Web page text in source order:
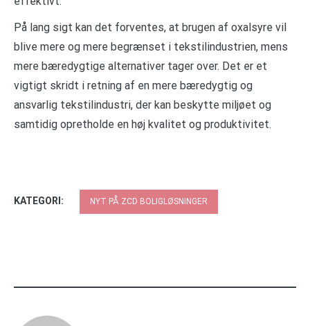
På lang sigt kan det forventes, at brugen af oxalsyre vil
blive mere og mere begrænset i tekstilindustrien, mens
mere bæredygtige alternativer tager over. Det er et
vigtigt skridt i retning af en mere bæredygtig og
ansvarlig tekstilindustri, der kan beskytte miljøet og
samtidig opretholde en høj kvalitet og produktivitet.
KATEGORI: NYT PÅ ZCD BOLIGLØSNINGER